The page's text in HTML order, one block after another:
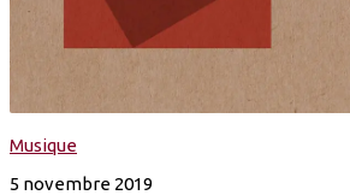
Musique
5 novembre 2019